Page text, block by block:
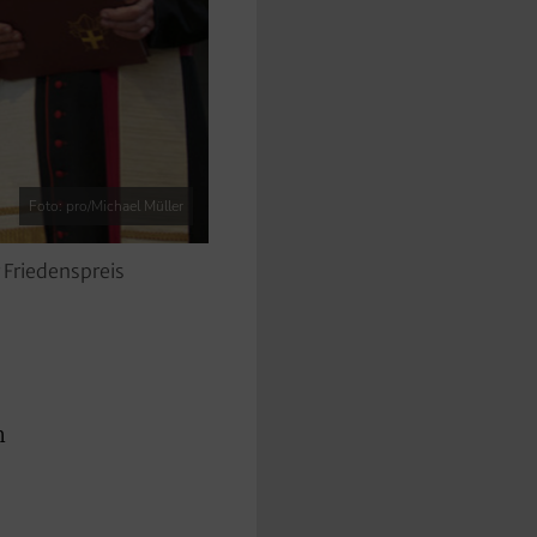
Foto: pro/Michael Müller